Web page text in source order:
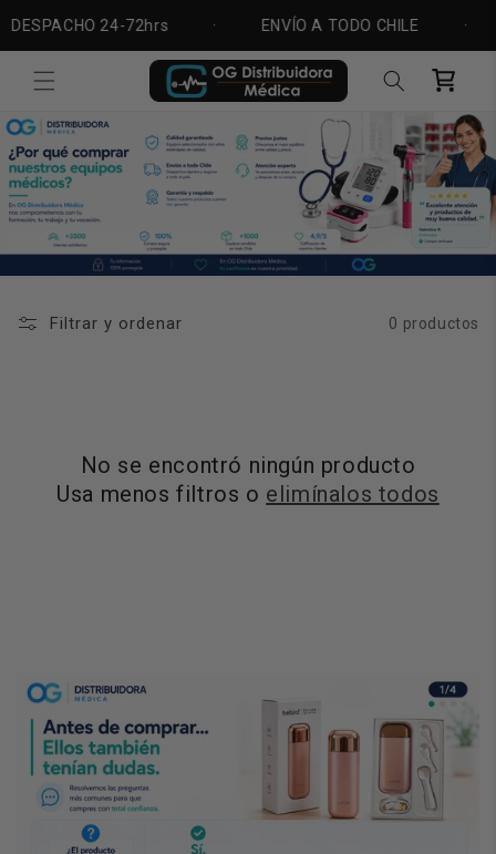
directamente
24-72hrs ENVÍO A TODO CHILE
Carrito
Filtrar y ordenar 0 productos
No se encontró ningún producto
Usa menos filtros o elimínalos todos